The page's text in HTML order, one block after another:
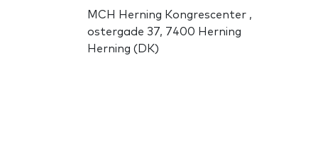
MCH Herning Kongrescenter ,
ostergade 37, 7400 Herning
Herning (DK)